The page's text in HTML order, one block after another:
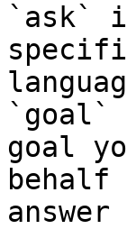
`ask`
`goal`
goal